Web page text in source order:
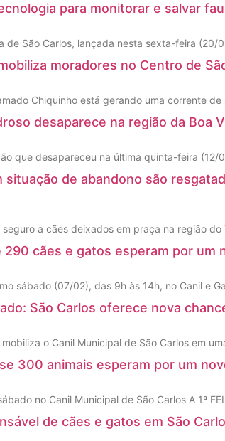
para monitorar e salvar
de São Carlos, lançada nesta sexta-feira
moradores no Centro de
Chiquinho está gerando uma corrente
desaparece na região da Boa
que desapareceu na última quinta-feira
de abandono são
a cães deixados em praça na região
cães e gatos esperam por um
sábado (07/02), das 9h às 14h, no Canil e
São Carlos oferece nova
o Canil Municipal de São Carlos em
300 animais esperam por um
no Canil Municipal de São Carlos A 1ª
de cães e gatos em São